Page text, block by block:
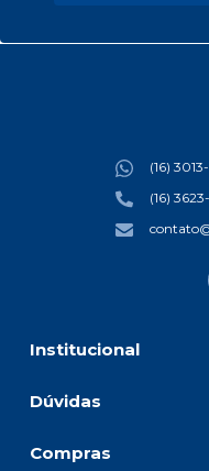
Institucional
Dúvidas
Compras
(16)
(16)